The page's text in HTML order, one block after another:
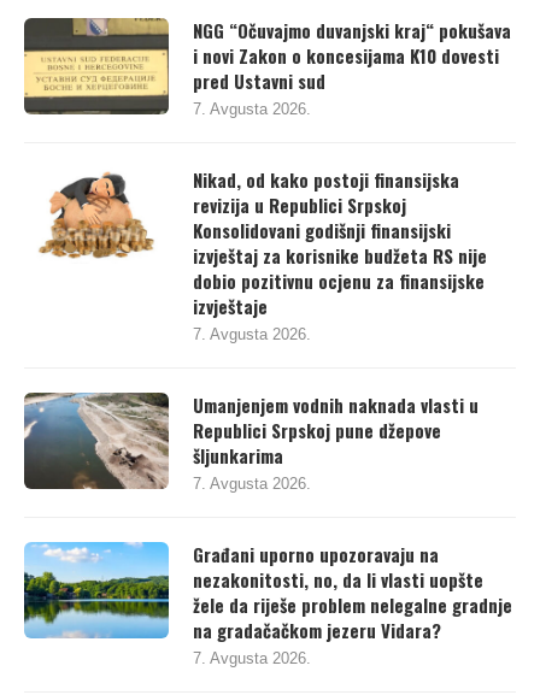
NGG “Očuvajmo duvanjski kraj“ pokušava
i novi Zakon o koncesijama K10 dovesti
pred Ustavni sud
7. Avgusta 2026.
Nikad, od kako postoji finansijska
revizija u Republici Srpskoj
Konsolidovani godišnji finansijski
izvještaj za korisnike budžeta RS nije
dobio pozitivnu ocjenu za finansijske
izvještaje
7. Avgusta 2026.
Umanjenjem vodnih naknada vlasti u
Republici Srpskoj pune džepove
šljunkarima
7. Avgusta 2026.
Građani uporno upozoravaju na
nezakonitosti, no, da li vlasti uopšte
žele da riješe problem nelegalne gradnje
na gradačačkom jezeru Vidara?
7. Avgusta 2026.